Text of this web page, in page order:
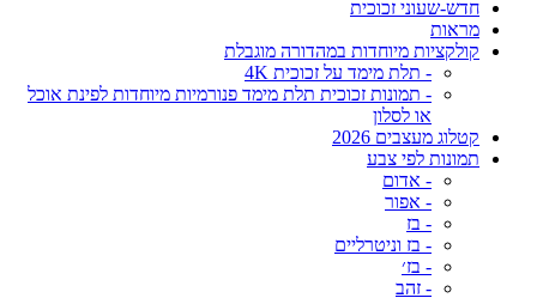
חדש-שעוני זכוכית
מראות
קולקציות מיוחדות במהדורה מוגבלת
- תלת מימד על זכוכית 4K
- תמונות זכוכית תלת מימד פנורמיות מיוחדות לפינת אוכל
או לסלון
קטלוג מעצבים 2026
תמונות לפי צבע
- אדום
- אפור
- בז
- בז וניטרליים
- בז׳
- זהב